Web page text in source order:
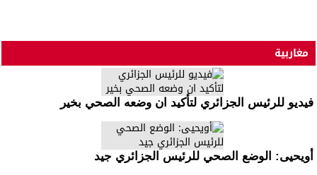
مغاربية
فيديو للرئيس الجزائري لتأكيد ان وضعه الصحي بخير
أويحيى: الوضع الصحي للرئيس الجزائري جيد